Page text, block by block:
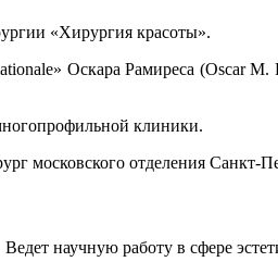
«Хирургия красоты».
Оскара Рамиреса (Oscar
клиники.
московского отделения
научную работу в сфере